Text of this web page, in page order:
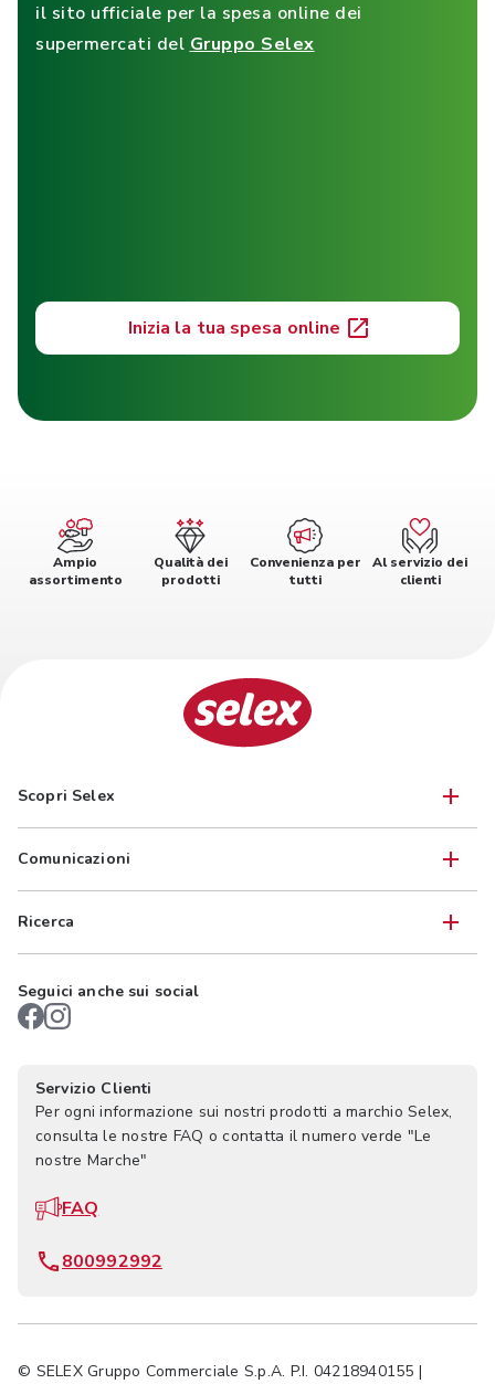
il sito ufficiale per la spesa online dei
supermercati del Gruppo Selex
Inizia la tua spesa online
Ampio
assortimento
Qualità dei
prodotti
Convenienza per
tutti
Al servizio dei
clienti
Scopri Selex
Comunicazioni
Ricerca
Seguici anche sui social
Servizio Clienti
Per ogni informazione sui nostri prodotti a marchio Selex,
consulta le nostre FAQ o contatta il numero verde "Le
nostre Marche"
FAQ
800992992
© SELEX Gruppo Commerciale S.p.A. P.I. 04218940155 |